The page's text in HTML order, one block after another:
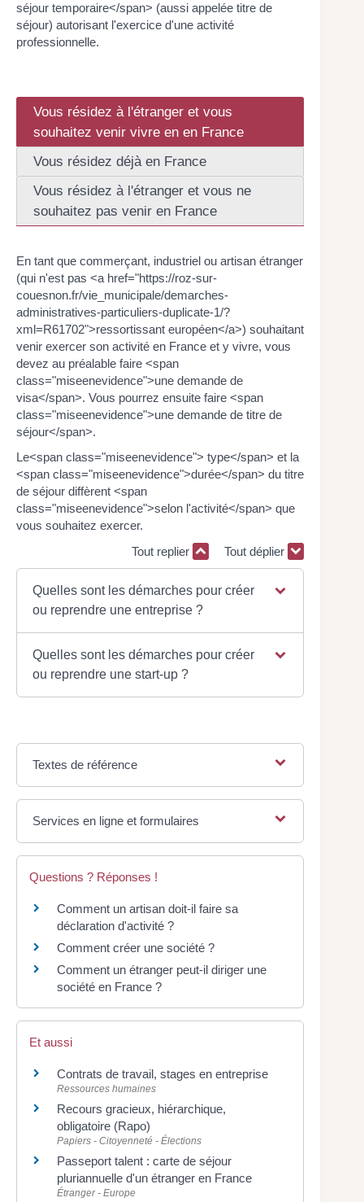
séjour temporaire</span> (aussi appelée titre de
séjour) autorisant l'exercice d'une activité
professionnelle.
Vous résidez à l'étranger et vous
souhaitez venir vivre en en France
Vous résidez déjà en France
Vous résidez à l'étranger et vous ne
souhaitez pas venir en France
En tant que commerçant, industriel ou artisan étranger
(qui n'est pas <a href="https://roz-sur-
couesnon.fr/vie_municipale/demarches-
administratives-particuliers-duplicate-1/?
xml=R61702">ressortissant européen</a>) souhaitant
venir exercer son activité en France et y vivre, vous
devez au préalable faire <span
class="miseenevidence">une demande de
visa</span>. Vous pourrez ensuite faire <span
class="miseenevidence">une demande de titre de
séjour</span>.
Le<span class="miseenevidence"> type</span> et la
<span class="miseenevidence">durée</span> du titre
de séjour diffèrent <span
class="miseenevidence">selon l'activité</span> que
vous souhaitez exercer.
Tout replier
Tout déplier
Quelles sont les démarches pour créer
ou reprendre une entreprise ?
Quelles sont les démarches pour créer
ou reprendre une start-up ?
Textes de référence
Services en ligne et formulaires
Questions ? Réponses !
Comment un artisan doit-il faire sa
déclaration d'activité ?
Comment créer une société ?
Comment un étranger peut-il diriger une
société en France ?
Et aussi
Contrats de travail, stages en entreprise
Ressources humaines
Recours gracieux, hiérarchique,
obligatoire (Rapo)
Papiers - Citoyenneté - Élections
Passeport talent : carte de séjour
pluriannuelle d'un étranger en France
Étranger - Europe